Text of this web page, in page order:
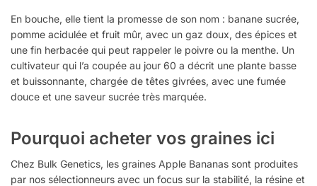
En bouche, elle tient la promesse de son nom : banane sucrée,
pomme acidulée et fruit mûr, avec un gaz doux, des épices et
une fin herbacée qui peut rappeler le poivre ou la menthe. Un
cultivateur qui l’a coupée au jour 60 a décrit une plante basse
et buissonnante, chargée de têtes givrées, avec une fumée
douce et une saveur sucrée très marquée.
Pourquoi acheter vos graines ici
Chez Bulk Genetics, les graines Apple Bananas sont produites
par nos sélectionneurs avec un focus sur la stabilité, la résine et